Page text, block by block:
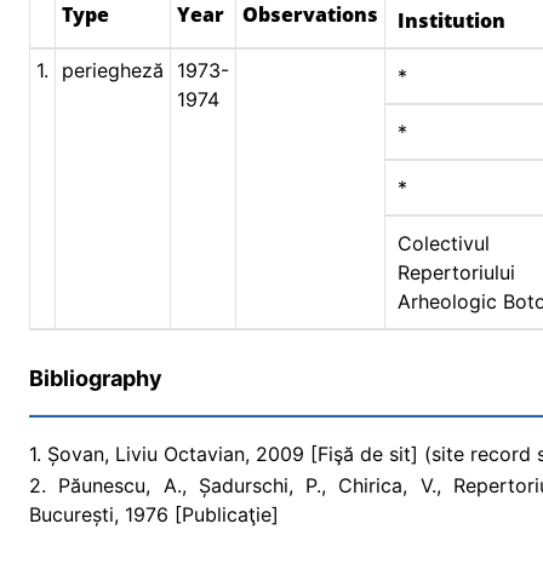
Type Year Observations Institution
1. periegheză
1973-
1974
*
*
*
Colectivul
Repertoriului
Arheologic
Bibliography
1. Șovan, Liviu Octavian, 2009 [Fişă de sit] (site record
2. Păunescu, A., Șadurschi, P., Chirica, V.,
București, 1976 [Publicaţie]